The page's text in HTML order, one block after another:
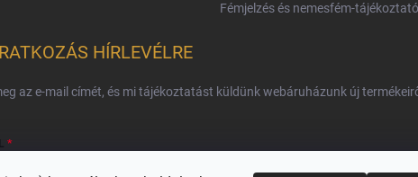
Fémjelzés és nemesfém-tájékoztató
HÍRLEVÉLRE
az e-mail címét, és mi tájékoztatást küldünk webáruházunk új